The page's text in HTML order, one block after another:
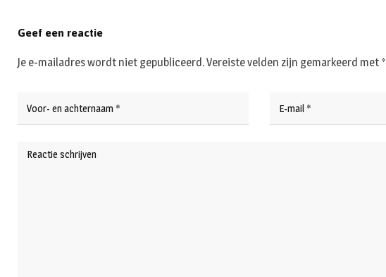
Geef een reactie
Je e-mailadres wordt niet gepubliceerd.Vereiste velden zijn gemarkeerd met *